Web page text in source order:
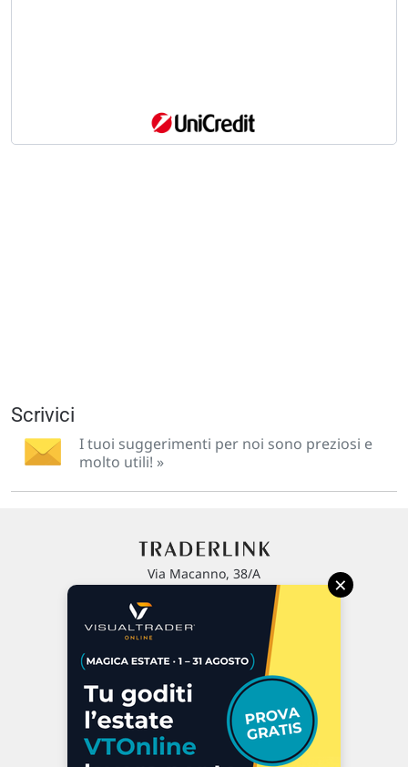
Scrivici
I tuoi suggerimenti per noi sono preziosi e
molto utili! »
Via Macanno, 38/A
P.IVA 02 452 460 401
Chi siamo
Commenti e segnalazioni
Contattaci
×